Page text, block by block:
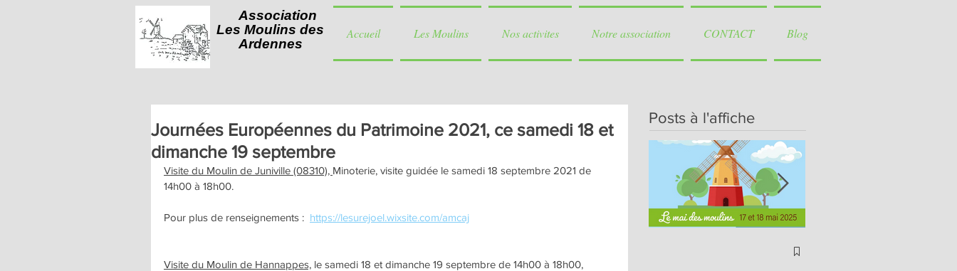
Association
Les Moulins des
Ardennes
Accueil Les Moulins Nos activites Notre association CONTACT Blog
Journées Européennes du Patrimoine 2021, ce samedi 18 et
dimanche 19 septembre
Visite du Moulin de Juniville (08310), Minoterie, visite guidée le samedi 18 septembre 2021 de
14h00 à 18h00.
Pour plus de renseignements : https://lesurejoel.wixsite.com/amcaj
Visite du Moulin de Hannappes, le samedi 18 et dimanche 19 septembre de 14h00 à 18h00,
Posts à l'affiche